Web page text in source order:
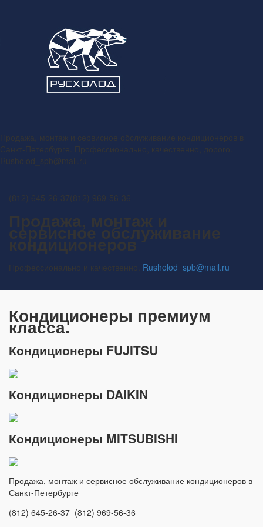
Продажа, монтаж и сервисное обслуживание кондиционеров в
Санкт-Петербурге. Профессионально, качественно, дорого.
Rusholod_spb@mail.ru
(812) 645-26-37 (812) 969-56-36
Продажа, монтаж и
сервисное обслуживание
кондиционеров
Профессионально и качественно. Rusholod_spb@mail.ru
Кондиционеры премиум
класса.
Кондиционеры FUJITSU
Кондиционеры DAIKIN
Кондиционеры MITSUBISHI
Продажа, монтаж и сервисное обслуживание кондиционеров в
Санкт-Петербурге
(812) 645-26-37 (812) 969-56-36